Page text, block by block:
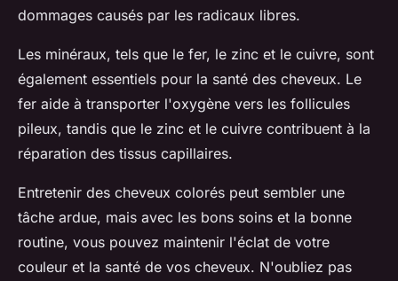
dommages causés par les radicaux libres.
Les minéraux, tels que le fer, le zinc et le cuivre, sont
également essentiels pour la santé des cheveux. Le
fer aide à transporter l'oxygène vers les follicules
pileux, tandis que le zinc et le cuivre contribuent à la
réparation des tissus capillaires.
Entretenir des cheveux colorés peut sembler une
tâche ardue, mais avec les bons soins et la bonne
routine, vous pouvez maintenir l'éclat de votre
couleur et la santé de vos cheveux. N'oubliez pas